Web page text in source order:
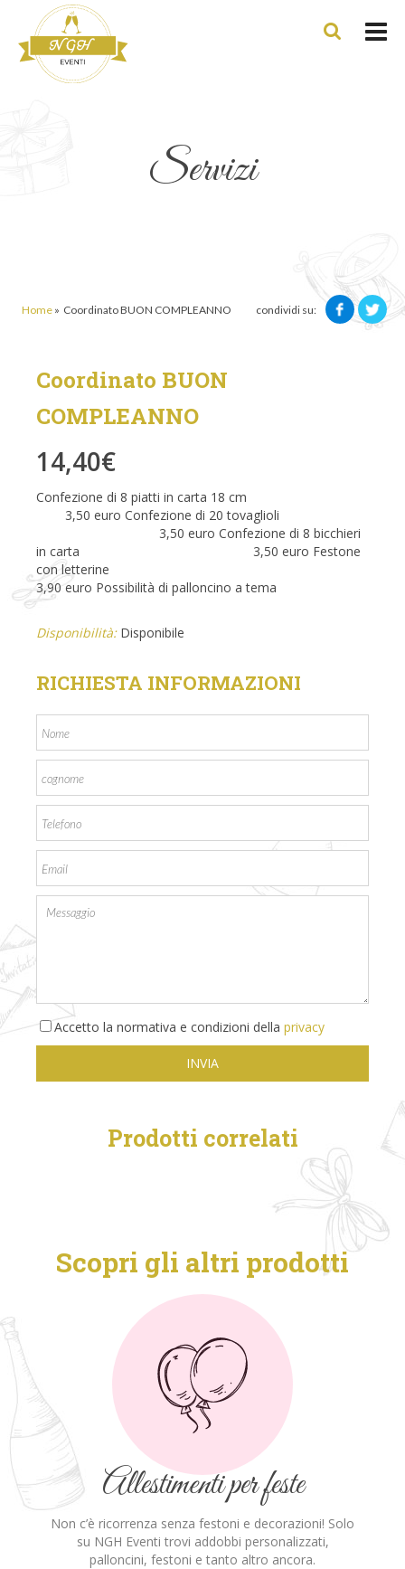
Servizi
Home » Coordinato BUON COMPLEANNO condividi su:
Coordinato BUON
COMPLEANNO
14,40€
Confezione di 8 piatti in carta 18 cm
3,50 euro Confezione di 20 tovaglioli
3,50 euro Confezione di 8 bicchieri
in carta 3,50 euro Festone
con letterine
3,90 euro Possibilità di palloncino a tema
Disponibilità: Disponibile
RICHIESTA INFORMAZIONI
Accetto la normativa e condizioni della privacy
Prodotti correlati
Scopri gli altri prodotti
Allestimenti per feste
Non c’è ricorrenza senza festoni e decorazioni! Solo
su NGH Eventi trovi addobbi personalizzati,
palloncini, festoni e tanto altro ancora.